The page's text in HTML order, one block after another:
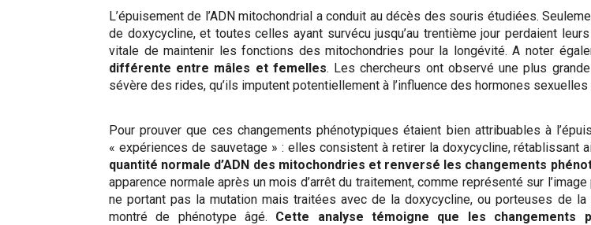
L’épuisement de l’ADN mitochondrial a conduit au décès des souris étudiées.
de doxycycline, et toutes celles ayant survécu jusqu’au trentième jour perdaient
vitale de maintenir les fonctions des mitochondries pour la longévité. A noter
différente entre mâles et femelles. Les chercheurs ont observé une plus
sévère des rides, qu’ils imputent potentiellement à l’influence des hormones
Pour prouver que ces changements phénotypiques étaient bien attribuables à
« expériences de sauvetage » : elles consistent à retirer la doxycycline, rétablissant
quantité normale d’ADN des mitochondries et renversé les changements
apparence normale après un mois d’arrêt du traitement, comme représenté sur
ne portant pas la mutation mais traitées avec de la doxycycline, ou porteuses de
montré de phénotype âgé. Cette analyse témoigne que les changements